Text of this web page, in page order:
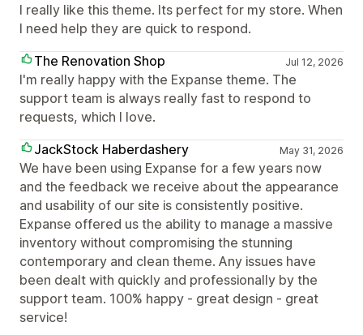
I really like this theme. Its perfect for my store. When
I need help they are quick to respond.
The Renovation Shop
Jul 12, 2026
I'm really happy with the Expanse theme. The
support team is always really fast to respond to
requests, which I love.
JackStock Haberdashery
May 31, 2026
We have been using Expanse for a few years now
and the feedback we receive about the appearance
and usability of our site is consistently positive.
Expanse offered us the ability to manage a massive
inventory without compromising the stunning
contemporary and clean theme. Any issues have
been dealt with quickly and professionally by the
support team. 100% happy - great design - great
service!